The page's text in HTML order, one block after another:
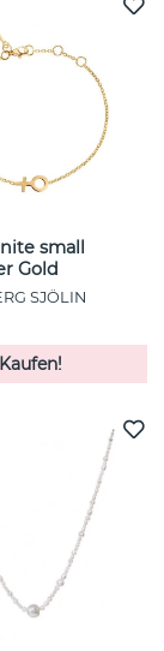
small
Gold
SJÖLIN
Kaufen!